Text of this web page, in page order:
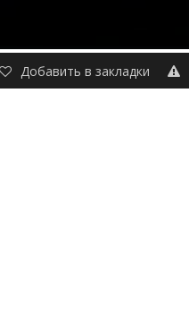
Добавить в закладки